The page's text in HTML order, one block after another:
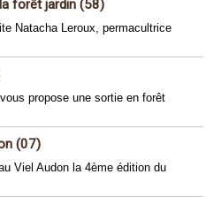
forêt jardin (58)
Natacha Leroux, permacultrice
propose une sortie en forêt
(07)
Viel Audon la 4ème édition du